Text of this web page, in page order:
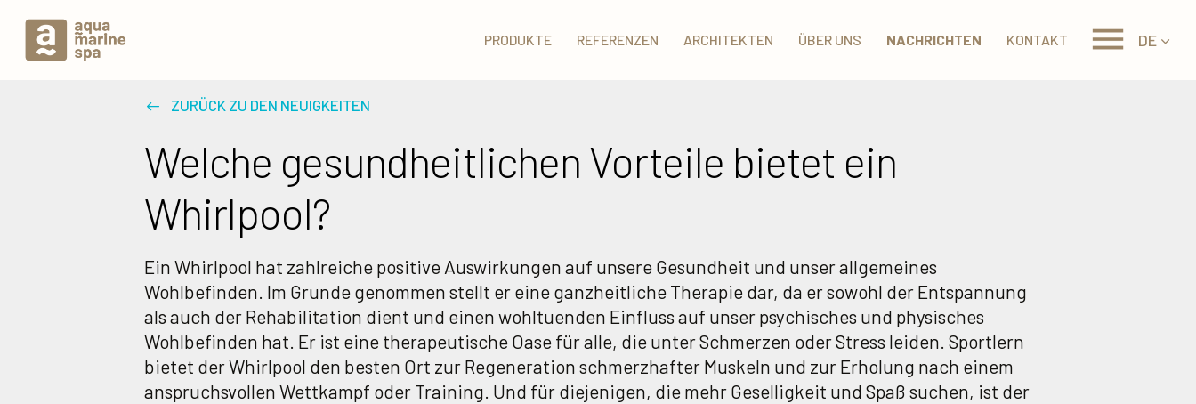
PRODUKTE REFERENZEN ARCHITEKTEN ÜBER UNS NACHRICHTEN KONTAKT DE
ZURÜCK ZU DEN NEUIGKEITEN
Welche gesundheitlichen Vorteile bietet ein
Whirlpool?
Ein Whirlpool hat zahlreiche positive Auswirkungen auf unsere Gesundheit und unser allgemeines
Wohlbefinden. Im Grunde genommen stellt er eine ganzheitliche Therapie dar, da er sowohl der Entspannung
als auch der Rehabilitation dient und einen wohltuenden Einfluss auf unser psychisches und physisches
Wohlbefinden hat. Er ist eine therapeutische Oase für alle, die unter Schmerzen oder Stress leiden. Sportlern
bietet der Whirlpool den besten Ort zur Regeneration schmerzhafter Muskeln und zur Erholung nach einem
anspruchsvollen Wettkampf oder Training. Und für diejenigen, die mehr Geselligkeit und Spaß suchen, ist der